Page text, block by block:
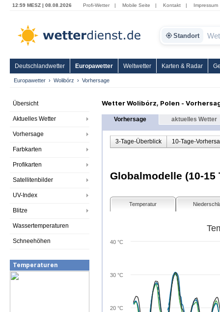
12:59 MESZ | 08.08.2026 Profi-Wetter | Mobile Seite | Kontakt | Impressum
Standort
Deutschlandwetter Europawetter Weltwetter Karten & Radar
Europawetter Wolibórz Vorhersage
Übersicht
Aktuelles Wetter
Vorhersage
Farbkarten
Profikarten
Satellitenbilder
UV-Index
Blitze
Wassertemperaturen
Schneehöhen
Temperaturen
Wetter Wolibórz, Polen -
Vorhersage aktuelles Wetter
3-Tage-Überblick 10-Tage-
Globalmodelle (10-15
Temperatur
20 °C
30 °C
40 °C
28
22
21
21
27
21 22
22 21